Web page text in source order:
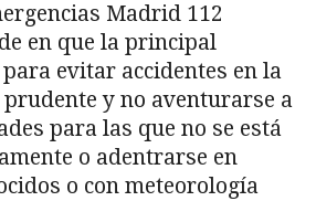
Madrid 112
en que la principal
evitar accidentes en la
y no aventurarse a
para las que no se está
o adentrarse en
o con meteorología